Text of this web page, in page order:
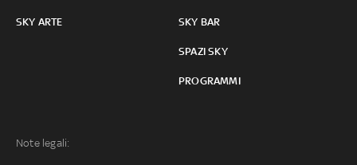
SKY ARTE SKY BAR
SPAZI SKY
PROGRAMMI
Note legali: